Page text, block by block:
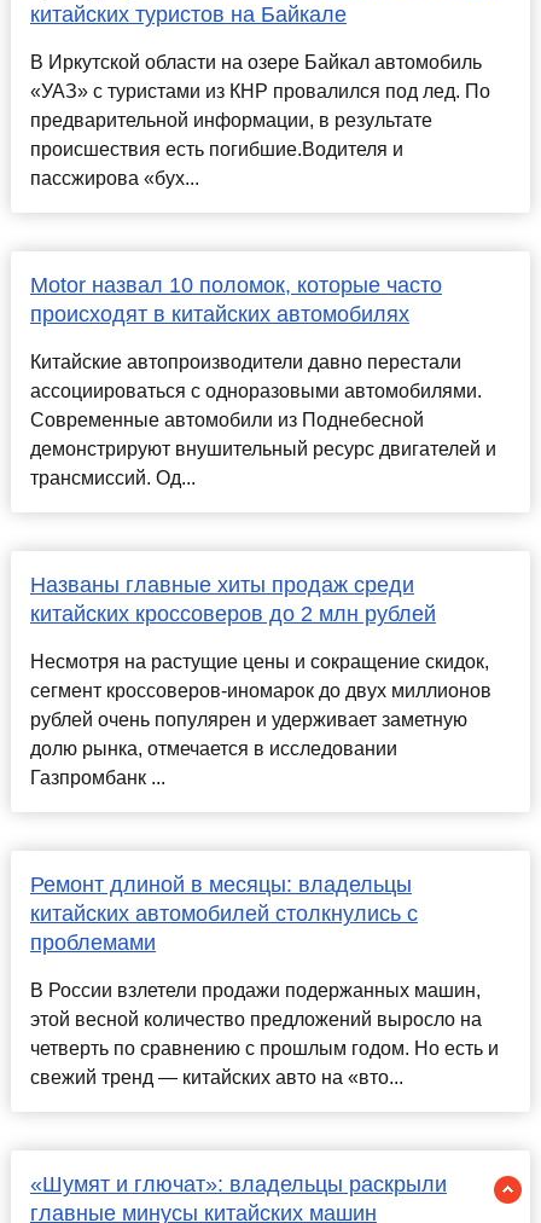
китайских туристов на Байкале
В Иркутской области на озере Байкал автомобиль
«УАЗ» с туристами из КНР провалился под лед. По
предварительной информации, в результате
происшествия есть погибшие.Водителя и
пассжирова «бух...
Motor назвал 10 поломок, которые часто
происходят в китайских автомобилях
Китайские автопроизводители давно перестали
ассоциироваться с одноразовыми автомобилями.
Современные автомобили из Поднебесной
демонстрируют внушительный ресурс двигателей и
трансмиссий. Од...
Названы главные хиты продаж среди
китайских кроссоверов до 2 млн рублей
Несмотря на растущие цены и сокращение скидок,
сегмент кроссоверов-иномарок до двух миллионов
рублей очень популярен и удерживает заметную
долю рынка, отмечается в исследовании
Газпромбанк ...
Ремонт длиной в месяцы: владельцы
китайских автомобилей столкнулись с
проблемами
В России взлетели продажи подержанных машин,
этой весной количество предложений выросло на
четверть по сравнению с прошлым годом. Но есть и
свежий тренд — китайских авто на «вто...
«Шумят и глючат»: владельцы раскрыли
главные минусы китайских машин